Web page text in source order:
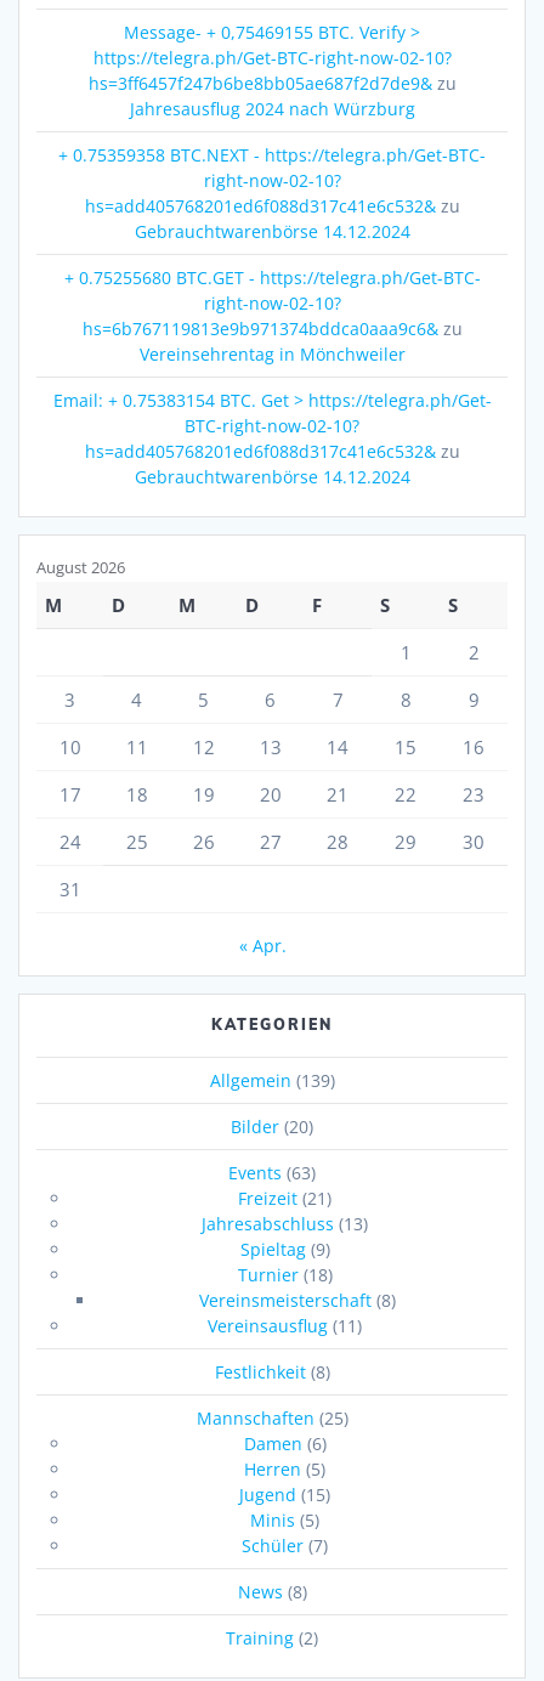
Message- + 0,75469155 BTC. Verify >
https://telegra.ph/Get-BTC-right-now-02-10?
hs=3ff6457f247b6be8bb05ae687f2d7de9&zu
Jahresausflug 2024 nach Würzburg
+ 0.75359358 BTC.NEXT - https://telegra.ph/Get-BTC-
right-now-02-10?
hs=add405768201ed6f088d317c41e6c532&zu
Gebrauchtwarenbörse 14.12.2024
+ 0.75255680 BTC.GET - https://telegra.ph/Get-BTC-
right-now-02-10?
hs=6b767119813e9b971374bddca0aaa9c6&zu
Vereinsehrentag in Mönchweiler
Email: + 0.75383154 BTC. Get > https://telegra.ph/Get-
BTC-right-now-02-10?
hs=add405768201ed6f088d317c41e6c532&zu
Gebrauchtwarenbörse 14.12.2024
August 2026
M D M D F S
S
1
2
3
4 5 6 7 8
9
10
11 12 13 14 15
16
17
18 19 20 21 22
23
24
25 26 27 28 29
30
31
« Apr.
KATEGORIEN
Allgemein (139)
Bilder (20)
Events (63)
Freizeit (21)
Jahresabschluss (13)
Spieltag(9)
Turnier(18)
Vereinsmeisterschaft (8)
Vereinsausflug (11)
Festlichkeit(8)
Mannschaften (25)
Damen (6)
Herren (5)
Jugend (15)
Minis (5)
Schüler (7)
News (8)
Training (2)